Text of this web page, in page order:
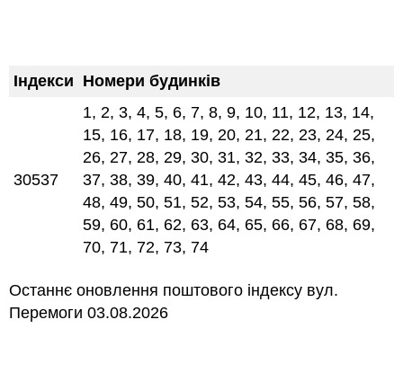
Індекси Номери будинків
30537
1, 2, 3, 4, 5, 6, 7, 8, 9, 10, 11, 12, 13, 14,
15, 16, 17, 18, 19, 20, 21, 22, 23, 24, 25,
26, 27, 28, 29, 30, 31, 32, 33, 34, 35, 36,
37, 38, 39, 40, 41, 42, 43, 44, 45, 46, 47,
48, 49, 50, 51, 52, 53, 54, 55, 56, 57, 58,
59, 60, 61, 62, 63, 64, 65, 66, 67, 68, 69,
70, 71, 72, 73, 74
Останнє оновлення поштового індексу вул.
Перемоги 03.08.2026